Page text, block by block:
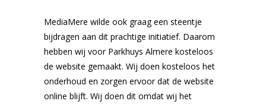
MediaMere wilde ook graag een steentje
bijdragen aan dit prachtige initiatief. Daarom
hebben wij voor Parkhuys Almere kosteloos
de website gemaakt. Wij doen kosteloos het
onderhoud en zorgen ervoor dat de website
online blijft. Wij doen dit omdat wij het